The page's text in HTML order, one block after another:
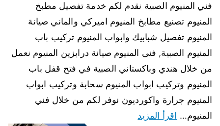
فني المنيوم الصبية نقدم لكم خدمة تفصيل مطبخ
المنيوم تصنيع مطابخ المنيوم اميركي والماني صيانة
المنيوم تفصيل شبابيك وابواب المنيوم تركيب باب
المنيوم الصبية, فنى المنيوم صيانة درابزين المنيوم نعمل
من خلال هندي وباكستاني الصبية في فتح قفل باب
المنيوم وتركيب ابواب المنيوم سحابة وتركيب ابواب
المنيوم جرارة واكورديون نوفر لكم من خلال فني
المنيوم… اقرأ المزيد